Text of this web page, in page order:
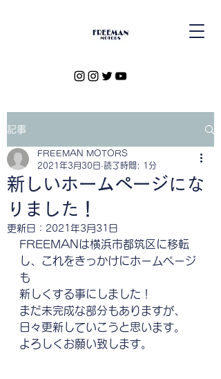
記事
新しいホームページにな
りました！
FREEMAN MOTORS
2021年3月30日 読了時間: 1分
更新日： 2021年3月31日
FREEMANは横浜市都筑区に移転
し、これをきっかけにホームページ
も
新しくする事にしました！
まだ未完成な部分もありますが、
日々更新していこうと思います。
よろしくお願い致します。